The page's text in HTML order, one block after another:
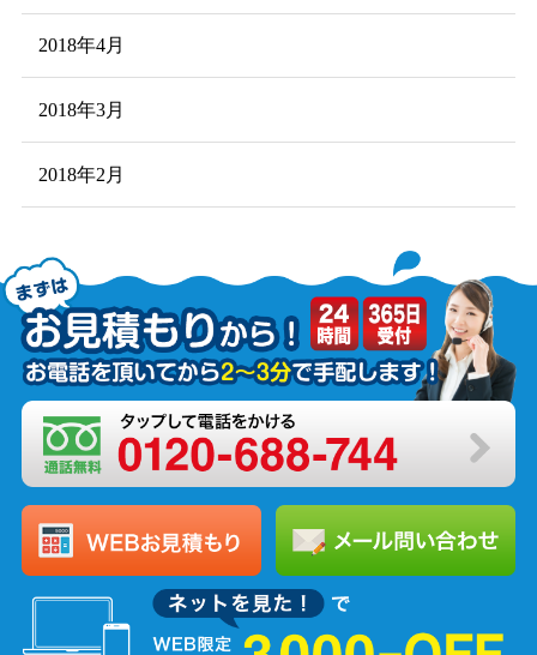
2018年4月
2018年3月
2018年2月